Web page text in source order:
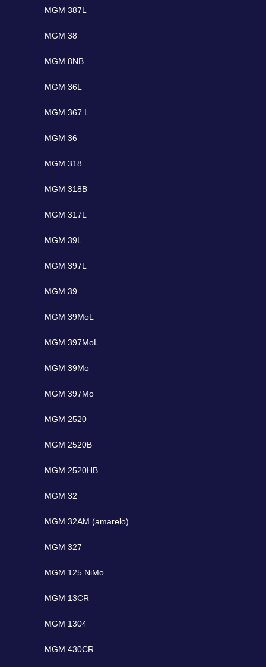
MGM 387L
MGM 38
MGM 8NB
MGM 36L
MGM 367 L
MGM 36
MGM 318
MGM 318B
MGM 317L
MGM 39L
MGM 397L
MGM 39
MGM 39MoL
MGM 397MoL
MGM 39Mo
MGM 397Mo
MGM 2520
MGM 2520B
MGM 2520HB
MGM 32
MGM 32AM (amarelo)
MGM 327
MGM 125 NiMo
MGM 13CR
MGM 1304
MGM 430CR